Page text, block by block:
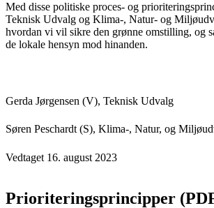
Med disse politiske proces- og
Teknisk Udvalg og Klima-, Natur- og
hvordan vi vil sikre den grønne omstilling, og
de lokale hensyn mod hinanden.
Gerda Jørgensen (V), Teknisk Udvalg
Søren Peschardt (S), Klima-, Natur, og
Vedtaget 16. august 2023
Prioriteringsprincipper